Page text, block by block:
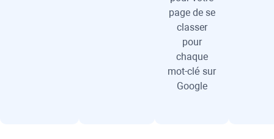
page de se
classer
pour
chaque
mot-clé sur
Google